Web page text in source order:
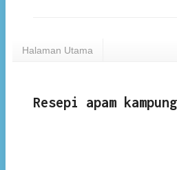
Halaman Utama
Resepi apam